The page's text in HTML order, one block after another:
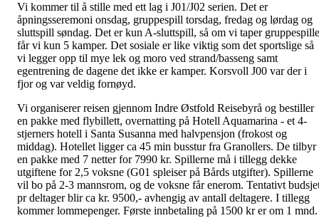
Vi kommer til å stille med ett lag i J01/J02 serien. Det er
åpningsseremoni onsdag, gruppespill torsdag, fredag og lørdag og
sluttspill søndag. Det er kun A-sluttspill, så om vi taper
får vi kun 5 kamper. Det sosiale er like viktig som det sportslige så
vi legger opp til mye lek og moro ved strand/basseng samt
egentrening de dagene det ikke er kamper. Korsvoll J00 var der i
fjor og var veldig fornøyd.
Vi organiserer reisen gjennom Indre Østfold Reisebyrå og bestiller
en pakke med flybillett, overnatting på Hotell Aquamarina - et 4-
stjerners hotell i Santa Susanna med halvpensjon (frokost og
middag). Hotellet ligger ca 45 min busstur fra Granollers. De tilbyr
en pakke med 7 netter for 7990 kr. Spillerne må i tillegg dekke
utgiftene for 2,5 voksne (G01 spleiser på Bårds utgifter). Spillerne
vil bo på 2-3 mannsrom, og de voksne får enerom. Tentativt
pr deltager blir ca kr. 9500,- avhengig av antall deltagere. I tillegg
kommer lommepenger. Første innbetaling på 1500 kr er om 1 mnd.